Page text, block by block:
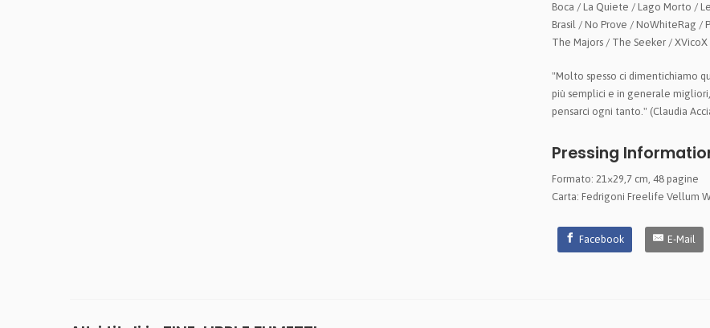
Boca / La Quiete / Lago Morto /
Brasil / No Prove / NoWhiteRag /
The Majors / The Seeker / XVicoX
"Molto spesso ci dimentichiamo
più semplici e in generale
pensarci ogni tanto." (Claudia
Pressing
Formato: 21×29,7 cm, 48 pagine
Carta: Fedrigoni Freelife Vellum
Facebook E-Mail